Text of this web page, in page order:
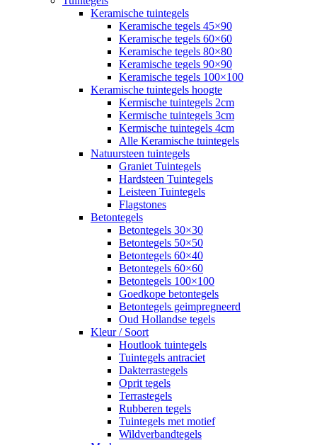
Keramische tuintegels
Keramische tegels 45×90
Keramische tegels 60×60
Keramische tegels 80×80
Keramische tegels 90×90
Keramische tegels 100×100
Keramische tuintegels hoogte
Kermische tuintegels 2cm
Kermische tuintegels 3cm
Kermische tuintegels 4cm
Alle Keramische tuintegels
Natuursteen tuintegels
Graniet Tuintegels
Hardsteen Tuintegels
Leisteen Tuintegels
Flagstones
Betontegels
Betontegels 30×30
Betontegels 50×50
Betontegels 60×40
Betontegels 60×60
Betontegels 100×100
Goedkope betontegels
Betontegels geimpregneerd
Oud Hollandse tegels
Kleur / Soort
Houtlook tuintegels
Tuintegels antraciet
Dakterrastegels
Oprit tegels
Terrastegels
Rubberen tegels
Tuintegels met motief
Wildverbandtegels